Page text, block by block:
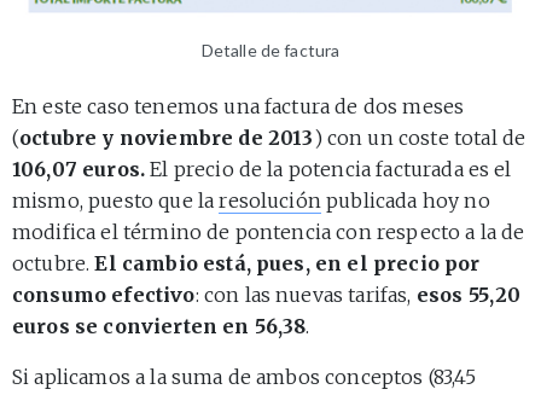
Detalle de factura
En este caso tenemos una factura de dos meses
(octubre y noviembre de 2013) con un coste total de
106,07 euros. El precio de la potencia facturada es el
mismo, puesto que laresoluciónpublicada hoy no
modifica el término de pontencia con respecto a la de
octubre.El cambio está, pues, en el precio por
consumo efectivo: con las nuevas tarifas, esos 55,20
euros se convierten en 56,38.
Si aplicamos a la suma de ambos conceptos (83,45